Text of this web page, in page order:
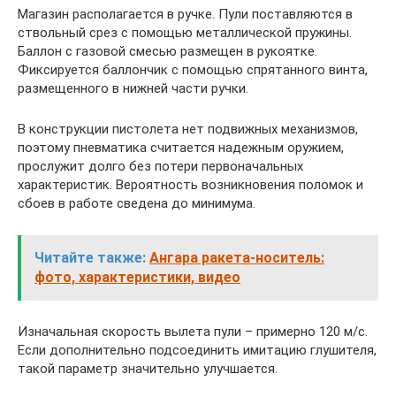
Магазин располагается в ручке. Пули поставляются в
ствольный срез с помощью металлической пружины.
Баллон с газовой смесью размещен в рукоятке.
Фиксируется баллончик с помощью спрятанного винта,
размещенного в нижней части ручки.
В конструкции пистолета нет подвижных механизмов,
поэтому пневматика считается надежным оружием,
прослужит долго без потери первоначальных
характеристик. Вероятность возникновения поломок и
сбоев в работе сведена до минимума.
Читайте также: Ангара ракета-носитель:
фото, характеристики, видео
Изначальная скорость вылета пули – примерно 120 м/с.
Если дополнительно подсоединить имитацию глушителя,
такой параметр значительно улучшается.